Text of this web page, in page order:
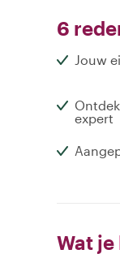
6
Jouw
expert
Wat je